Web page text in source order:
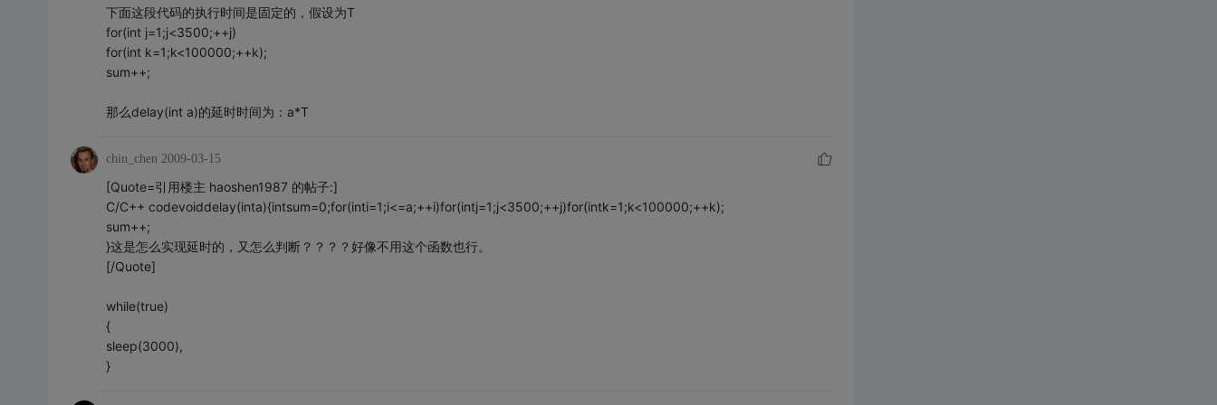
下面这段代码的执行时间是固定的，假设为T
for(int j=1;j<3500;++j)
for(int k=1;k<100000;++k);
sum++;
那么delay(int a)的延时时间为：a*T
chin_chen 2009-03-15
[Quote=引用楼主 haoshen1987 的帖子:]
C/C++ codevoiddelay(inta){intsum=0;for(inti=1;i<=a;++i)for(intj=1;j<3500;++j)for(intk=1;k<100000;++k);
sum++;
}这是怎么实现延时的，又怎么判断？？？？好像不用这个函数也行。
[/Quote]
while(true)
{
sleep(3000),
}